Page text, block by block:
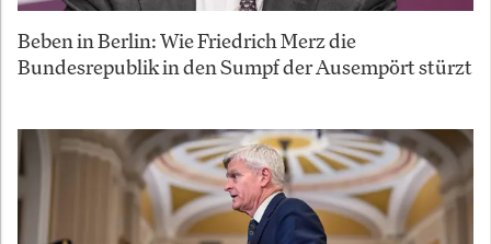
Beben in Berlin: Wie Friedrich Merz die
Bundesrepublik in den Sumpf der Ausempört stürzt